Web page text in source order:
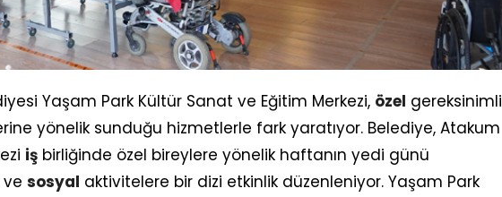
Yaşam Park Kültür Sanat ve Eğitim Merkezi, özel gereksinimli
yönelik sunduğu hizmetlerle fark yaratıyor. Belediye, Atakum
iş birliğinde özel bireylere yönelik haftanın yedi günü
sosyal aktivitelere bir dizi etkinlik düzenleniyor. Yaşam Park